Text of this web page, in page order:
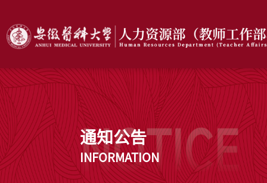
通知公告
INFORMATION